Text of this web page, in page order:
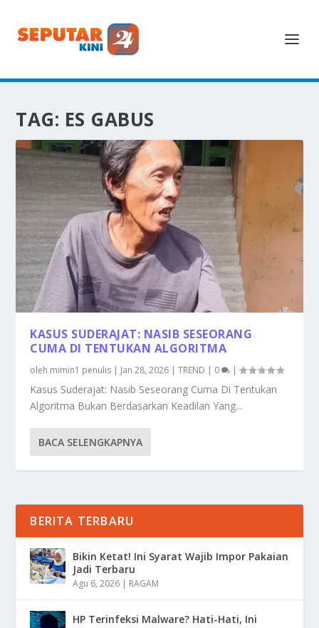
TAG: ES GABUS
KASUS SUDERAJAT: NASIB SESEORANG
CUMA DI TENTUKAN ALGORITMA
oleh mimin1 penulis | Jan 28, 2026 |TREND | 0 |
Kasus Suderajat: Nasib Seseorang Cuma Di Tentukan
Algoritma Bukan Berdasarkan Keadilan Yang...
BACA SELENGKAPNYA
BERITA TERBARU
Bikin Ketat! Ini Syarat Wajib Impor Pakaian
Jadi Terbaru
Agu 6, 2026 | RAGAM
HP Terinfeksi Malware? Hati-Hati, Ini